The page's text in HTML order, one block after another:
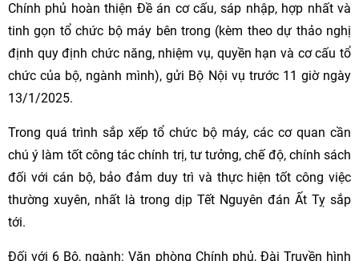
Chính phủ hoàn thiện Đề án cơ cấu, sáp nhập, hợp nhất và
tinh gọn tổ chức bộ máy bên trong (kèm theo dự thảo nghị
định quy định chức năng, nhiệm vụ, quyền hạn và cơ cấu tổ
chức của bộ, ngành mình), gửi Bộ Nội vụ trước 11 giờ ngày
13/1/2025.
Trong quá trình sắp xếp tổ chức bộ máy, các cơ quan cần
chú ý làm tốt công tác chính trị, tư tưởng, chế độ, chính sách
đối với cán bộ, bảo đảm duy trì và thực hiện tốt công việc
thường xuyên, nhất là trong dịp Tết Nguyên đán Ất Tỵ sắp
tới.
Đối với 6 Bộ, ngành: Văn phòng Chính phủ, Đài Truyền hình